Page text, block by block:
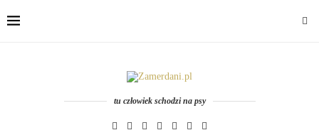
tu człowiek schodzi na psy